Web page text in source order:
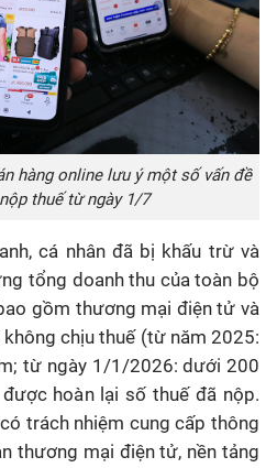
hàng online lưu ý một số vấn đề
thuế từ ngày 1/7
cá nhân đã bị khấu trừ và
tổng doanh thu của toàn bộ
gồm thương mại điện tử và
chịu thuế (từ năm 2025:
từ ngày 1/1/2026: dưới 200
hoàn lại số thuế đã nộp.
trách nhiệm cung cấp thông
thương mại điện tử, nền tảng